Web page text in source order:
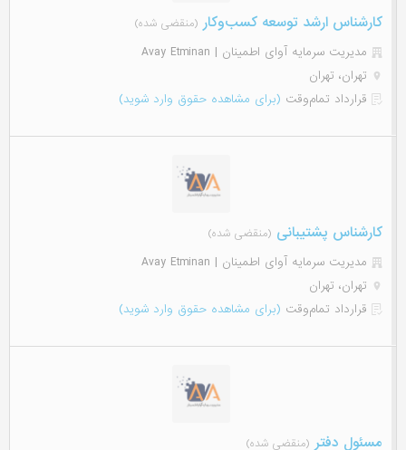
کارشناس ارشد توسعه کسب‌وکار (منقضی شده)
مدیریت سرمایه آوای اطمینان | Avay Etminan
تهران، تهران
قرارداد تمام‌وقت (برای مشاهده حقوق وارد شوید)
کارشناس پشتیبانی (منقضی شده)
مدیریت سرمایه آوای اطمینان | Avay Etminan
تهران، تهران
قرارداد تمام‌وقت (برای مشاهده حقوق وارد شوید)
مسئول دفتر (منقضی شده)